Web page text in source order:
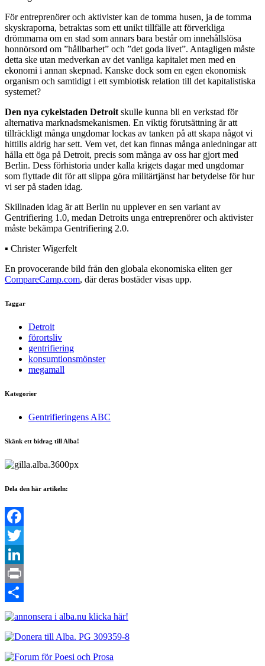
För entreprenörer och aktivister kan de tomma husen, ja de tomma
skyskraporna, betraktas som ett unikt tillfälle att förverkliga
drömmarna om en stad som annars bara består om innehållslösa
honnörsord om ”hållbarhet” och ”det goda livet”. Antagligen måste
detta ske utan medverkan av det vanliga kapitalet men med en
ekonomi i annan skepnad. Kanske dock som en egen ekonomisk
organism och samtidigt i ett symbiotisk relation till det kapitalistiska
systemet?
Den nya cykelstaden Detroitskulle kunna bli en verkstad för
alternativa marknadsmekanismen. En viktig förutsättning är att
tillräckligt många ungdomar lockas av tanken på att skapa något vi
hittills aldrig har sett. Vem vet, det kan finnas många anledningar att
hålla ett öga på Detroit, precis som många av oss har gjort med
Berlin. Dess förhistoria under kalla krigets dagar med ungdomar
som flyttade dit för att slippa göra militärtjänst har betydelse för hur
vi ser på staden idag.
Skillnaden idag är att Berlin nu upplever en sen variant av
Gentrifiering 1.0, medan Detroits unga entreprenörer och aktivister
måste bekämpa Gentrifiering 2.0.
▪ Christer Wigerfelt
En provocerande bild från den globala ekonomiska eliten ger
CompareCamp.com, där deras bostäder visas upp.
Taggar
Detroit
förortsliv
gentrifiering
konsumtionsmönster
megamall
Kategorier
Gentrifieringens ABC
Skänk ett bidrag till Alba!
Dela den här artikeln:
Facebook
Twitter
LinkedIn
Print
Dela